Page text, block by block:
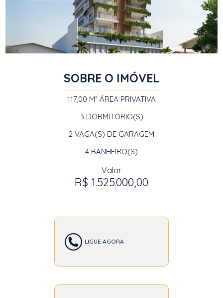
SOBRE O IMÓVEL
117,00 M² ÁREA PRIVATIVA
3 DORMITÓRIO(S)
2 VAGA(S) DE GARAGEM
4 BANHEIRO(S)
Valor
R$ 1.525.000,00
LIGUE AGORA